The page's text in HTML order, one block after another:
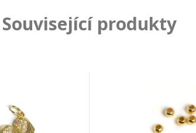
Související produkty